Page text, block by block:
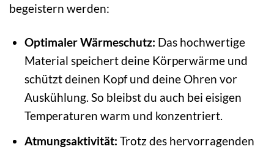
begeistern werden:
Optimaler Wärmeschutz: Das hochwertige
Material speichert deine Körperwärme und
schützt deinen Kopf und deine Ohren vor
Auskühlung. So bleibst du auch bei eisigen
Temperaturen warm und konzentriert.
Atmungsaktivität: Trotz des hervorragenden